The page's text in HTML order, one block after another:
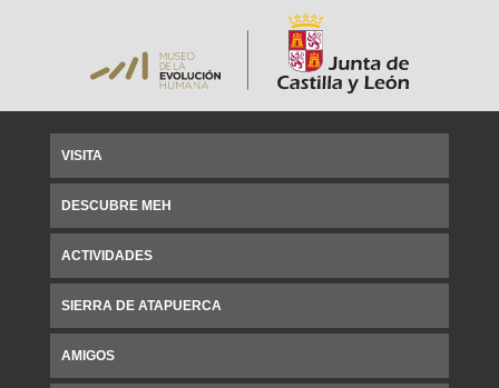
VISITA
DESCUBRE MEH
ACTIVIDADES
SIERRA DE ATAPUERCA
AMIGOS